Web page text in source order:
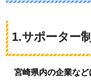
1.サポーター
宮崎県内の企業など